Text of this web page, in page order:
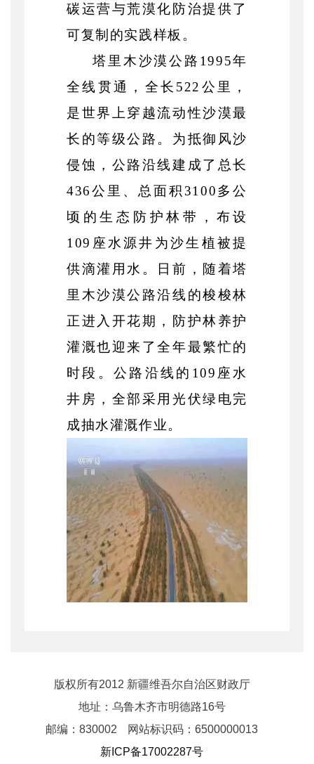
碳运营与荒漠化防治提供了
可复制的实践样板。
塔里木沙漠公路 1995年
全线贯通，全长522公里，
是世界上穿越流动性沙漠最
长的等级公路。为抵御风沙
侵蚀，公路沿线建成了总长
436公里、总面积3100多公
顷的生态防护林带，布设
109座水源井为沙生植被提
供滴灌用水。日前，随着塔
里木沙漠公路沿线的梭梭林
正进入开花期，防护林养护
灌溉也迎来了全年最繁忙的
时段。公路沿线的109座水
井房，全部采用光伏绿电完
成抽水灌溉作业。
公路零碳示范工程累计发电
量突破 1500万度，日均稳定
发电量超1.1万度。经测算，
1500万度绿电累计可替代柴
版权所有2012 新疆维吾尔自治区财政厅
地址：乌鲁木齐市明德路16号
邮编：830002
网站标识码：6500000013
新ICP备17002287号